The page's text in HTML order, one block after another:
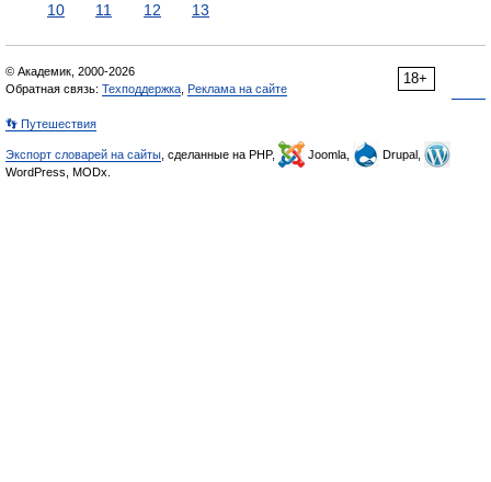
10
11 12 13
18+
© Академик, 2000-2026
Обратная связь: Техподдержка Реклама на сайте
👣 Путешествия
Экспорт словарей на сайты , сделанные на PHP, Joomla,
Drupal,
WordPress, MODx.